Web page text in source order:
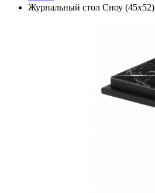
Журнальный стол Сноу (45x52)